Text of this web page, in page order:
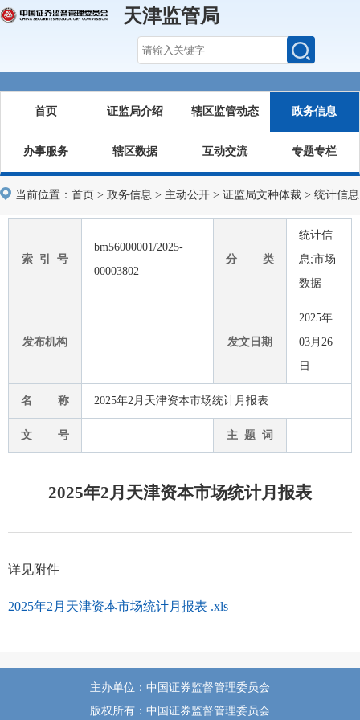
天津监管局
首页 证监局介绍 辖区监管动态 政务信息
办事服务 辖区数据 互动交流 专题专栏
当前位置： 首页 > 政务信息 > 主动公开 > 证监局文种体裁 > 统计信息
索 引 号
bm56000001/2025-
00003802
分 类
统计信
息;市场
数据
发布机构 发文日期
2025年
03月26
日
名 称 2025年2月天津资本市场统计月报表
文 号 主 题 词
2025年2月天津资本市场统计月报表
详见附件
2025年2月天津资本市场统计月报表 .xls
主办单位：中国证券监督管理委员会
版权所有：中国证券监督管理委员会